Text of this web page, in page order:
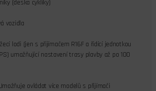
(deska cykliky)
vozidla
lodi (jen s přijímačem R16F a řídící jednotkou
umožňující nastavení trasy plavby až po 100
ovládat více modelů s přijímači